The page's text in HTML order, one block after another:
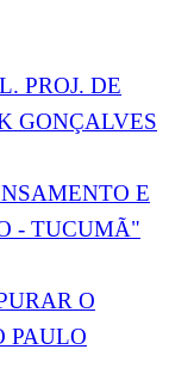
PROJ. DE
GONÇALVES
E
- TUCUMÃ"
O
PAULO